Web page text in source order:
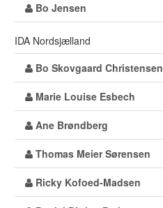
Bo Jensen
IDA Nordsjælland
Bo Skovgaard Christensen
Marie Louise Esbech
Ane Brøndberg
Thomas Meier Sørensen
Ricky Kofoed-Madsen